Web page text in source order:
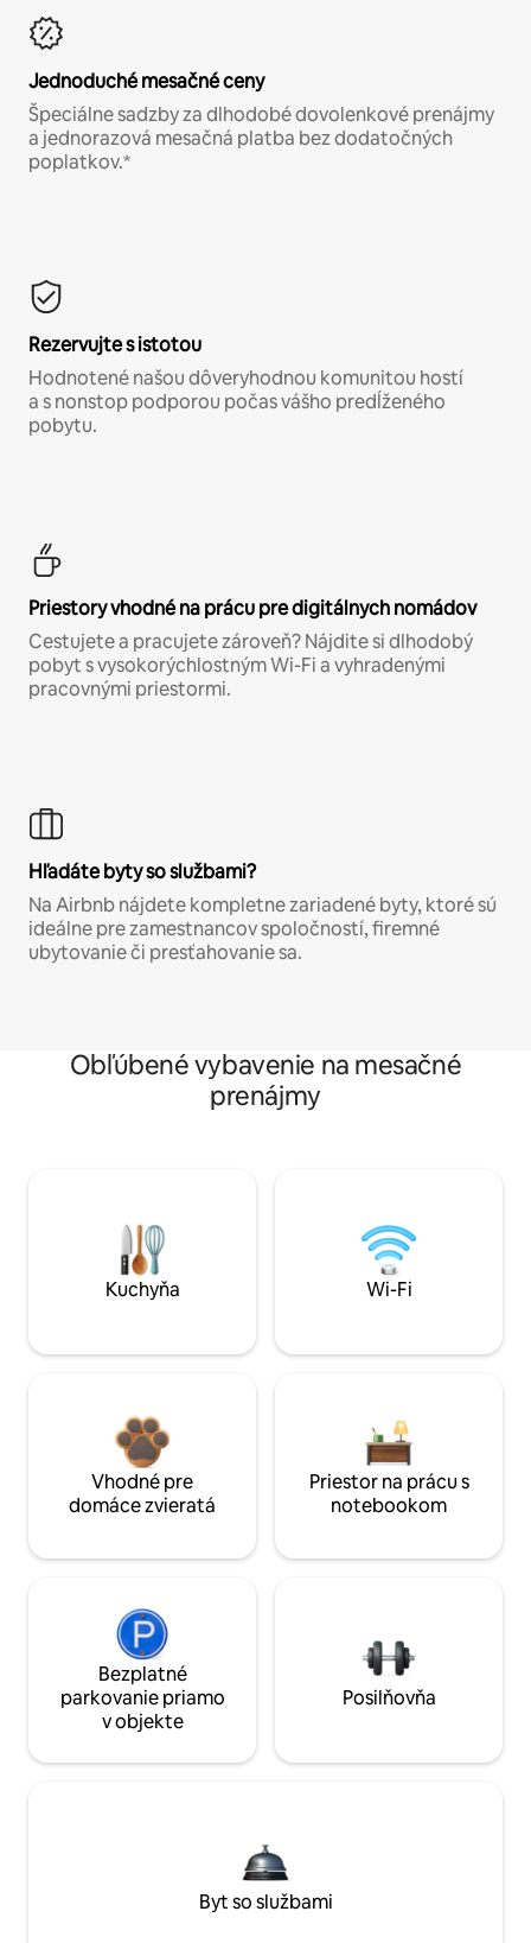
Jednoduché mesačné ceny
Špeciálne sadzby za dlhodobé dovolenkové prenájmy
a jednorazová mesačná platba bez dodatočných
poplatkov.*
Rezervujte s istotou
Hodnotené našou dôveryhodnou komunitou hostí
a s nonstop podporou počas vášho predĺženého
pobytu.
Priestory vhodné na prácu pre digitálnych nomádov
Cestujete a pracujete zároveň? Nájdite si dlhodobý
pobyt s vysokorýchlostným Wi-Fi a vyhradenými
pracovnými priestormi.
Hľadáte byty so službami?
Na Airbnb nájdete kompletne zariadené byty, ktoré sú
ideálne pre zamestnancov spoločností, firemné
ubytovanie či presťahovanie sa.
Obľúbené vybavenie na mesačné
prenájmy
Kuchyňa Wi-Fi
Vhodné pre
domáce zvieratá
Priestor na prácu s
notebookom
Bezplatné
parkovanie priamo
v objekte
Posilňovňa
Byt so službami